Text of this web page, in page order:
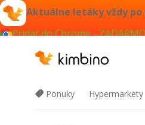
Aktuálne letáky vždy po
Pridať do Chrome -
Ponuky Hypermarkety